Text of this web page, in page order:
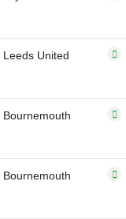
Leeds United
Bournemouth
Bournemouth